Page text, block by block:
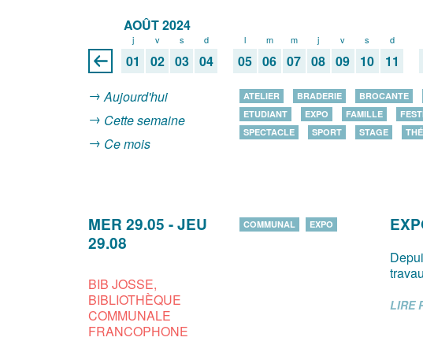
AOÛT 2024
j
01
v
02
s
03
d
04
l
05
m
06
m
07
j
08
v
09
s
10
d
11
Aujourd'hui
Cette semaine
Ce mois
ATELIER BRADERIE BROCANTE
ETUDIANT
EXPO FAMILLE
SPECTACLE
SPORT STAGE
MER 29.05 -JEU
29.08
BIB JOSSE,
BIBLIOTHÈQUE
COMMUNALE
FRANCOPHONE
COMMUNAL EXPO
LIRE